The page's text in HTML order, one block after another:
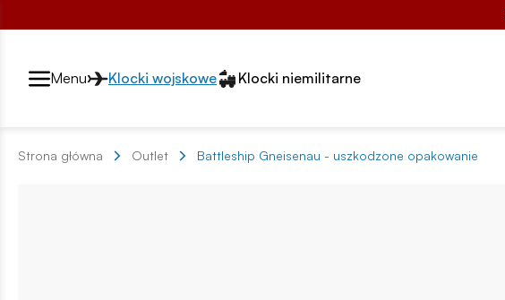
Przełącznik segmentów2
Menu Klocki wojskowe Klocki niemilitarne
Strona główna Outlet Battleship Gneisenau - uszkodzone opakowanie